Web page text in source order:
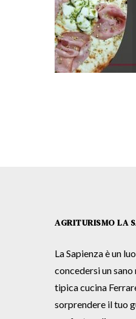
AGRITURISMO LA
La Sapienza è un
concedersi un
tipica cucina
sorprendere il tuo